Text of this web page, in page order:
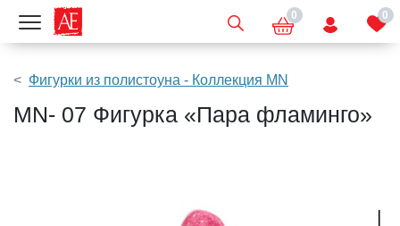
Показать меню 0 0
Фигурки из полистоуна - Коллекция MN
MN- 07 Фигурка «Пара фламинго»